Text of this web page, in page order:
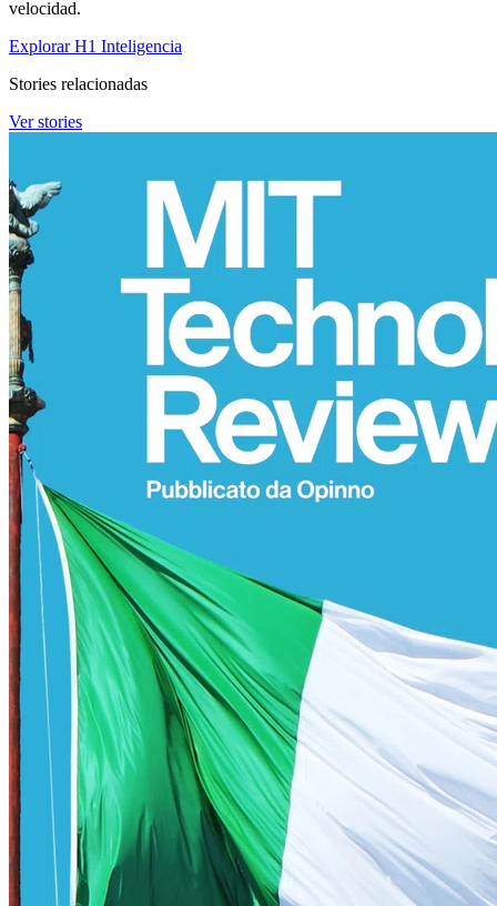
velocidad.
Explorar H1 Inteligencia
Stories relacionadas
Ver stories